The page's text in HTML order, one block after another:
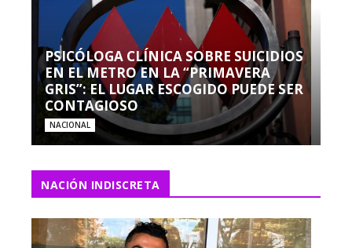
PSICÓLOGA CLÍNICA SOBRE SUICIDIOS
EN EL METRO EN LA “PRIMAVERA
GRIS”: EL LUGAR ESCOGIDO PUEDE SER
CONTAGIOSO
NACIONAL
NACIÓN INDISCRETA